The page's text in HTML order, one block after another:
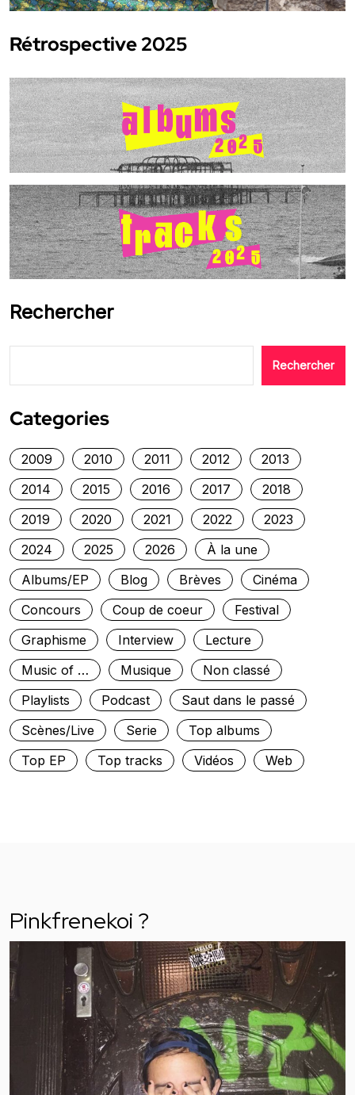
Rétrospective 2025
Rechercher
Rechercher
Categories
2009 2010 2011 2012
2013
2014
2015 2016 2017
2018
2019
2020 2021 2022
2023
2024
2025 2026
À la une
Albums/EP
Blog Brèves
Cinéma
Concours
Coup de coeur
Festival
Graphisme
Interview
Lecture
Music of …
Musique
Non classé
Playlists
Podcast
Saut dans le passé
Scènes/Live
Serie
Top albums
Top EP
Top tracks Vidéos Web
Pinkfrenekoi ?